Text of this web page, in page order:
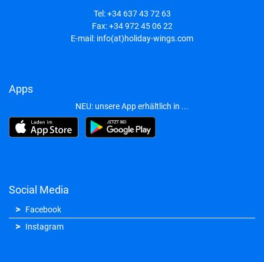
Tel:+34 637 43 72 63
Fax:+34 972 45 06 22
E-mail: info(at)holiday-wings.com
Apps
NEU: unsere App erhältlich in ...
Social Media
Facebook
Instagram